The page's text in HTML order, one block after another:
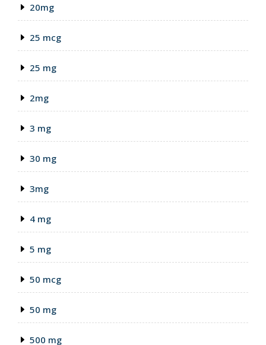
20mg
25 mcg
25 mg
2mg
3 mg
30 mg
3mg
4 mg
5 mg
50 mcg
50 mg
500 mg